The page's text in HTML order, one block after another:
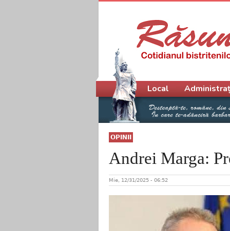
OPINII
Andrei Marga:
Mie, 12/31/2025 - 06:52
Meniu principal
Local